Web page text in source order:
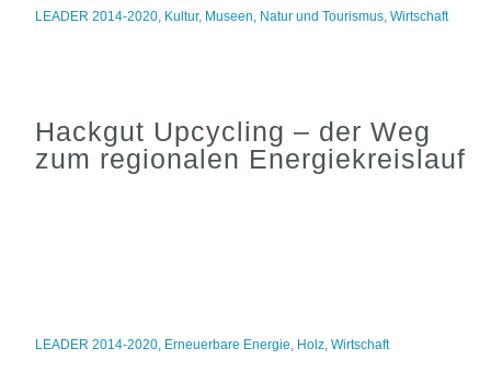
LEADER 2014-2020, Kultur, Museen, Natur und Tourismus,Wirtschaft
Hackgut Upcycling – der Weg
zum regionalen Energiekreislauf
LEADER 2014-2020, Erneuerbare Energie, Holz,Wirtschaft